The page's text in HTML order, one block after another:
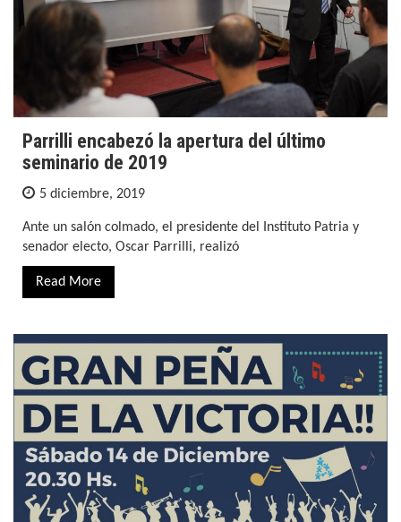
Parrilli encabezó la apertura del último
seminario de 2019
5 diciembre, 2019
Ante un salón colmado, el presidente del Instituto Patria y
senador electo, Oscar Parrilli, realizó
Read More